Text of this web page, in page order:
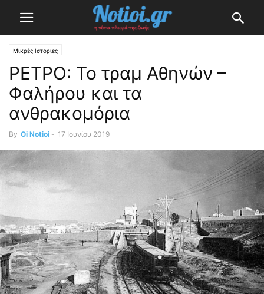
Μικρές Ιστορίες
ΡΕΤΡΟ: Το τραμ Αθηνών –
Φαλήρου και τα
ανθρακομόρια
By Oi Notioi - 17 Ιουνίου 2019